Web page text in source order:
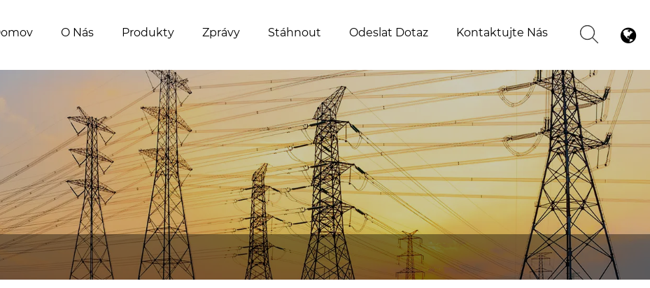
O Nás Produkty Zprávy Stáhnout Odeslat Dotaz Kontaktujte Nás